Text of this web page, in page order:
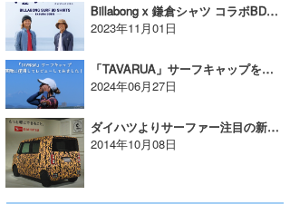
Billabong x 鎌倉シャツ コラボBDシャツ ニューバージョンをリリース【AD】
2023年11月01日
「TAVARUA」サーフキャップを実際に使用してレビューしてみました！【AD】
2024年06月27日
ダイハツよりサーファー注目の新型軽乗用車が11月に発売！
2014年10月08日